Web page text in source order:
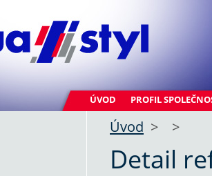
ÚVOD PROFIL
Úvod > >
Detail